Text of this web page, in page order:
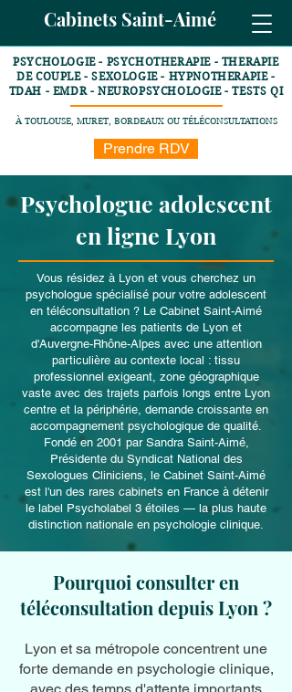
Cabinets Saint-Aimé
PSYCHOLOGIE - PSYCHOTHERAPIE - THERAPIE
DE COUPLE - SEXOLOGIE - HYPNOTHERAPIE -
TDAH - EMDR - NEUROPSYCHOLOGIE - TESTS QI
À TOULOUSE, MURET, BORDEAUX OU TÉLÉCONSULTATIONS
Prendre RDV
Psychologue adolescent
en ligne Lyon
Vous résidez à Lyon et vous cherchez un
psychologue spécialisé pour votre adolescent
en téléconsultation ? Le Cabinet Saint-Aimé
accompagne les patients de Lyon et
d'Auvergne-Rhône-Alpes avec une attention
particulière au contexte local : tissu
professionnel exigeant, zone géographique
vaste avec des trajets parfois longs entre Lyon
centre et la périphérie, demande croissante en
accompagnement psychologique de qualité.
Fondé en 2001 par Sandra Saint-Aimé,
Présidente du Syndicat National des
Sexologues Cliniciens, le Cabinet Saint-Aimé
est l'un des rares cabinets en France à détenir
le label Psycholabel 3 étoiles — la plus haute
distinction nationale en psychologie clinique.
Pourquoi consulter en
téléconsultation depuis Lyon ?
Lyon et sa métropole concentrent une
forte demande en psychologie clinique,